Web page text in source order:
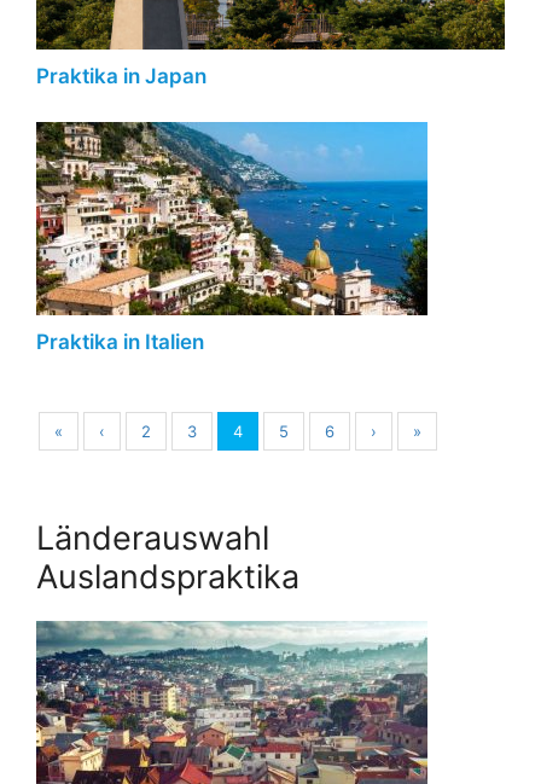
Praktika in Japan
Praktika in Italien
« ‹ 2 3 4 5 6 › »
Länderauswahl
Auslandspraktika